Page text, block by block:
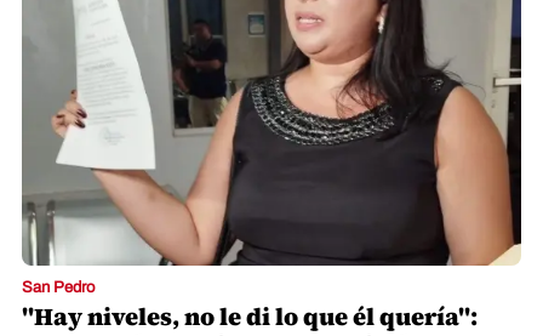
San Pedro
"Hay niveles, no le di lo que él quería":